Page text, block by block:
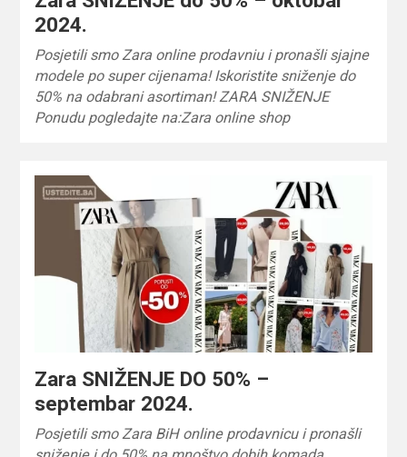
2024.
Posjetili smo Zara online prodavniu i pronašli sjajne
modele po super cijenama! Iskoristite sniženje do
50% na odabrani asortiman! ZARA SNIŽENJE
Ponudu pogledajte na:Zara online shop
Zara SNIŽENJE DO 50% –
septembar 2024.
Posjetili smo Zara BiH online prodavnicu i pronašli